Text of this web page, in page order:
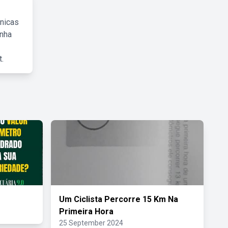
Um Ciclista Percorre 15 Km Na
Primeira Hora
25 September 2024